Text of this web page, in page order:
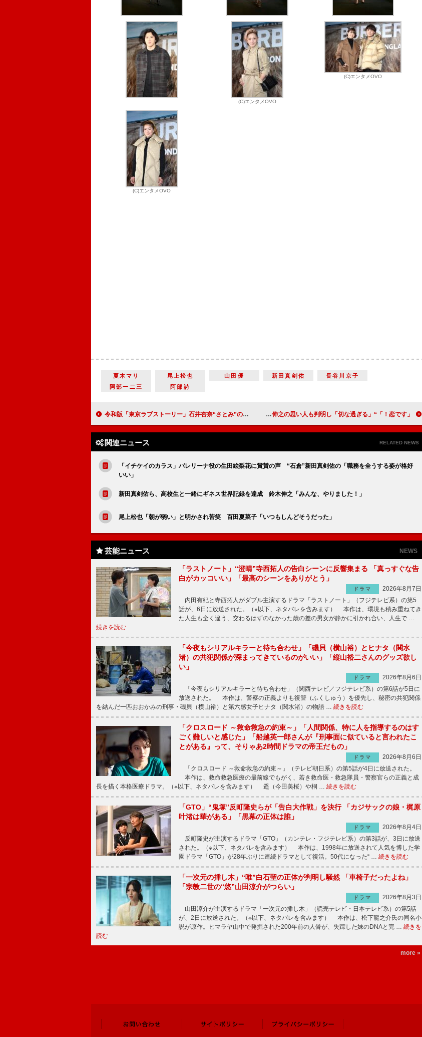
(C)エンタメOVO
(C)エンタメOVO
(C)エンタメOVO
夏木マリ 尾上松也 山田優 新田真剣佑
長谷川京子
阿部一二三
阿部詩
令和版「東京ラブストーリー」石井杏奈“さとみ”の雨傘返却で修羅場に 「なぜ今渡す。妖怪傘女」 「恋です！」“森生”杉野遥亮の過去告白に「泣いた」 “獅子王”鈴木伸之の思い人も判明し「切な過ぎる」
関連ニュース RELATED NEWS
「イチケイのカラス」バレリーナ役の生田絵梨花に賞賛の声 “石倉”新田真剣佑の「職務を全うする姿が格好
いい」
新田真剣佑ら、高校生と一緒にギネス世界記録を達成 鈴木伸之「みんな、やりました！」
尾上松也「朝が弱い」と明かされ苦笑 百田夏菜子「いつもしんどそうだった」
芸能ニュース NEWS
「ラストノート」“澄晴”寺西拓人の告白シーンに反響集まる 「真っすぐな告
白がカッコいい」「最高のシーンをありがとう」
ドラマ
2026年8月7日
内田有紀と寺西拓人がダブル主演するドラマ「ラストノート」（フジテレビ系）の第5
話が、6日に放送された。（※以下、ネタバレを含みます） 本作は、環境も積み重ねてき
た人生も全く違う、交わるはずのなかった歳の差の男女が静かに引かれ合い、人生で …
続きを読む
「今夜もシリアルキラーと待ち合わせ」「磯貝（横山裕）とヒナタ（関水
渚）の共犯関係が深まってきているのがいい」「縦山裕二さんのグッズ欲し
い」
ドラマ
2026年8月6日
「今夜もシリアルキラーと待ち合わせ」（関西テレビ／フジテレビ系）の第6話が5日に
放送された。 本作は、警察の正義よりも復讐（ふくしゅう）を優先し、秘密の共犯関係
を結んだ一匹おおかみの刑事・磯貝（横山裕）と第六感女子ヒナタ（関水渚）の物語 … 続きを読む
「クロスロード ～救命救急の約束～」「人間関係、特に人を指導するのはす
ごく難しいと感じた」「船越英一郎さんが『刑事面に似ていると言われたこ
とがある』って、そりゃあ2時間ドラマの帝王だもの」
ドラマ
2026年8月6日
「クロスロード ～救命救急の約束～」（テレビ朝日系）の第5話が4日に放送された。
本作は、救命救急医療の最前線でもがく、若き救命医・救急隊員・警察官らの正義と成
長を描く本格医療ドラマ。（※以下、ネタバレを含みます） 遥（今田美桜）や桐 … 続きを読む
「GTO」“鬼塚”反町隆史らが「告白大作戦」を決行 「カジサックの娘・梶原
叶渚は華がある」「黒幕の正体は誰」
ドラマ
2026年8月4日
反町隆史が主演するドラマ「GTO」（カンテレ・フジテレビ系）の第3話が、3日に放送
された。（※以下、ネタバレを含みます） 本作は、1998年に放送されて人気を博した学
園ドラマ「GTO」が28年ぶりに連続ドラマとして復活。50代になった“ … 続きを読む
「一次元の挿し木」“唯”白石聖の正体が判明し騒然 「車椅子だったよね」
「宗教二世の“悠”山田涼介がつらい」
ドラマ
2026年8月3日
山田涼介が主演するドラマ「一次元の挿し木」（読売テレビ・日本テレビ系）の第5話
が、2日に放送された。（※以下、ネタバレを含みます） 本作は、松下龍之介氏の同名小
説が原作。ヒマラヤ山中で発掘された200年前の人骨が、失踪した妹のDNAと完 … 続きを
読む
more »